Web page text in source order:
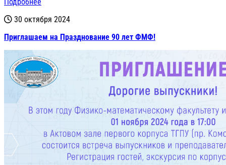
30 октября 2024
Приглашаем на Празднование 90 лет ФМФ!